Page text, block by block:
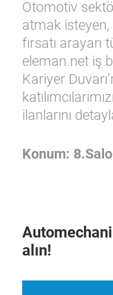
Otomotiv
atmak isteyen,
fırsatı arayan
eleman.net iş
Kariyer
ilanlarını
Konum:
alın!